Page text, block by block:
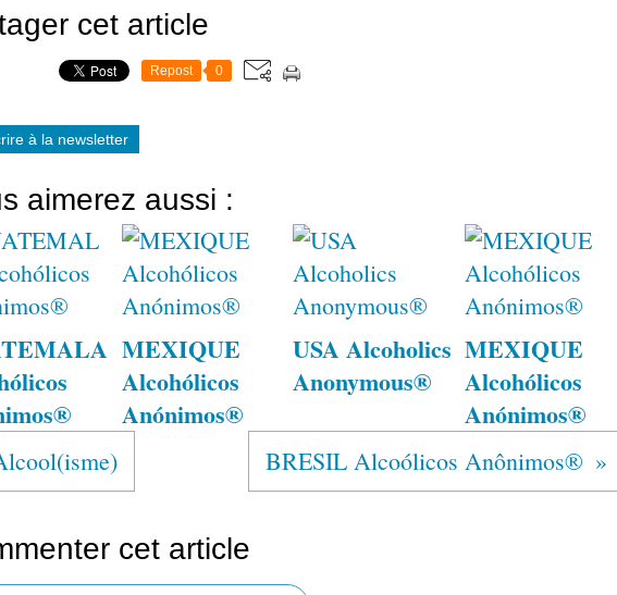
cet article
Repost 0
à la newsletter
aimerez aussi :
MEXIQUE
Alcohólicos
Anónimos®
USA Alcoholics
Anonymous®
MEXIQUE
Alcohólicos
Anónimos®
BRESIL Alcoólicos Anônimos®
cet article